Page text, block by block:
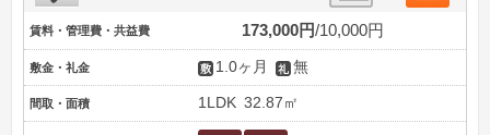
賃料・管理費・共益費 173,000円 10,000円
敷金・礼金 1.0ヶ月 無
間取・面積 1LDK 32.87㎡